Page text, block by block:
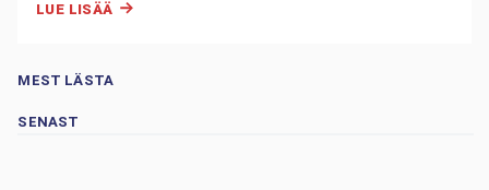
LUE LISÄÄ
MEST LÄSTA
SENAST